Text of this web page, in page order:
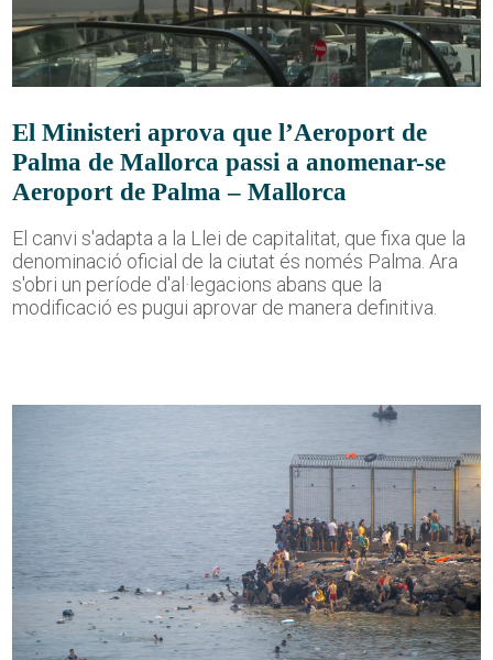
El Ministeri aprova que l’Aeroport de
Palma de Mallorca passi a anomenar-se
Aeroport de Palma – Mallorca
El canvi s'adapta a la Llei de capitalitat, que fixa que la
denominació oficial de la ciutat és només Palma. Ara
s'obri un període d'al·legacions abans que la
modificació es pugui aprovar de manera definitiva.